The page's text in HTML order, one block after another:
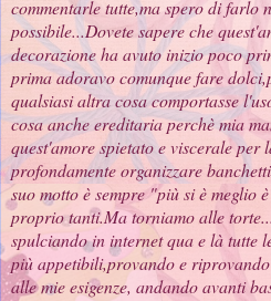
commentarle tutte,ma spero di farlo
possibile...Dovete sapere che
decorazione ha avuto inizio poco
prima adoravo comunque fare
qualsiasi altra cosa comportasse
cosa anche ereditaria perchè mia
quest'amore spietato e viscerale per
profondamente organizzare
suo motto è sempre "più si è meglio
proprio tanti.Ma torniamo alle
spulciando in internet qua e là tutte
più appetibili,provando e
alle mie esigenze, andando avanti